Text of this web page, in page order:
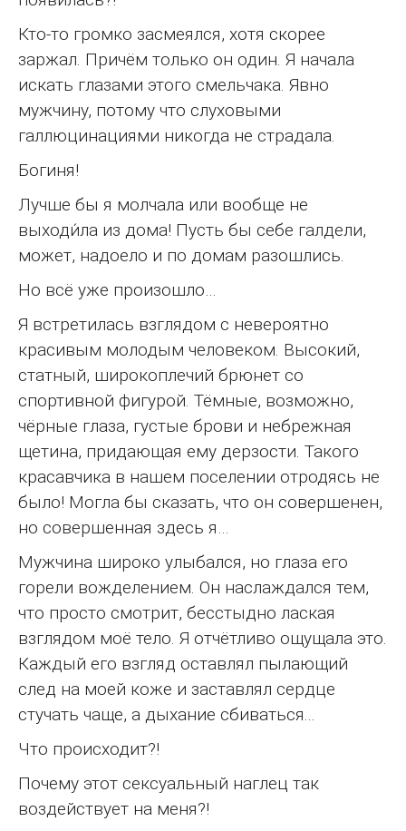
Кто-то громко засмеялся, хотя скорее
заржал. Причём только он один. Я начала
искать глазами этого смельчака. Явно
мужчину, потому что слуховыми
галлюцинациями никогда не страдала.
Богиня!
Лучше бы я молчала или вообще не
выходи́ла из дома! Пусть бы себе галдели,
может, надоело и по домам разошлись.
Но всё уже произошло…
Я встретилась взглядом с невероятно
красивым молодым человеком. Высокий,
статный, широкоплечий брюнет со
спортивной фигурой. Тёмные, возможно,
чёрные глаза, густые брови и небрежная
щетина, придающая ему дерзости. Такого
красавчика в нашем поселении отродясь не
было! Могла бы сказать, что он совершенен,
но совершенная здесь я…
Мужчина широко улыбался, но глаза его
горели вожделением. Он наслаждался тем,
что просто смотрит, бесстыдно лаская
взглядом моё тело. Я отчётливо ощущала это.
Каждый его взгляд оставлял пылающий
след на моей коже и заставлял сердце
стучать чаще, а дыхание сбиваться...
Что происходит?!
Почему этот сексуальный наглец так
воздействует на меня?!